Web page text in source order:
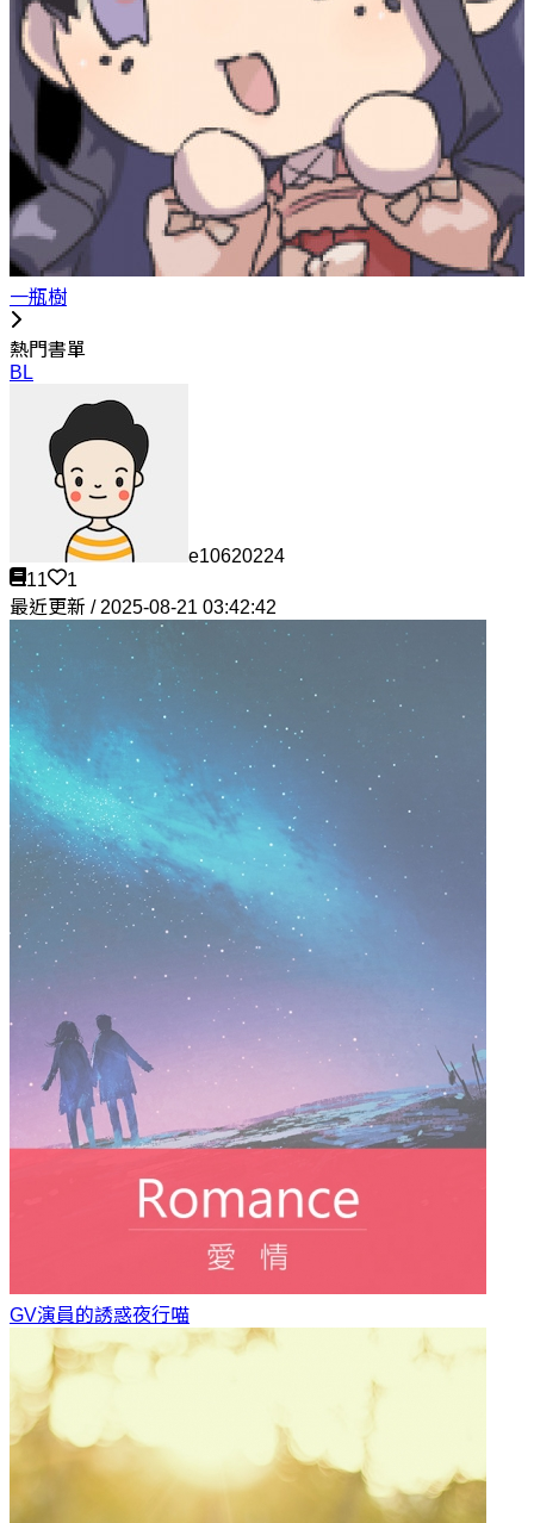
一瓶樹
熱門書單
BL
e10620224
11
1
最近更新 / 2025-08-21 03:42:42
GV演員的誘惑夜行喵